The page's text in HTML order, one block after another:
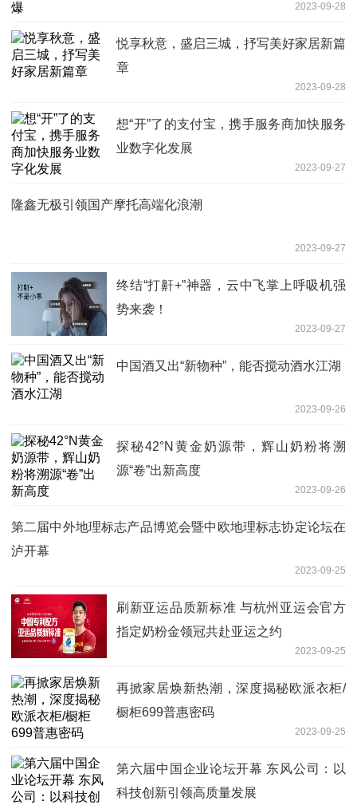
2023-09-28
悦享秋意，盛启三城，抒写美好家居新篇
章
2023-09-28
想“开”了的支付宝，携手服务商加快服务
业数字化发展
2023-09-27
隆鑫无极引领国产摩托高端化浪潮
2023-09-27
终结“打鼾+”神器，云中飞掌上呼吸机强
势来袭！
2023-09-27
​中国酒又出“新物种”，能否搅动酒水江湖
2023-09-26
探秘42°N黄金奶源带，辉山奶粉将溯
源“卷”出新高度
2023-09-26
第二届中外地理标志产品博览会暨中欧地理标志协定论坛在
泸开幕
2023-09-25
刷新亚运品质新标准 与杭州亚运会官方
指定奶粉金领冠共赴亚运之约
2023-09-25
再掀家居焕新热潮，深度揭秘欧派衣柜/
橱柜699普惠密码
2023-09-25
第六届中国企业论坛开幕 东风公司：以
科技创新引领高质量发展